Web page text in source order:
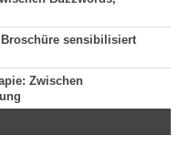
Broschüre sensibilisiert
Zwischen